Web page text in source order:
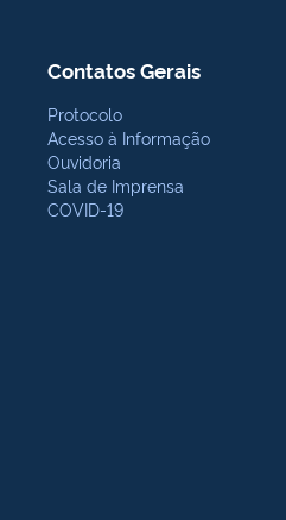
Contatos Gerais
Protocolo
Acesso à Informação
Ouvidoria
Sala de Imprensa
COVID-19